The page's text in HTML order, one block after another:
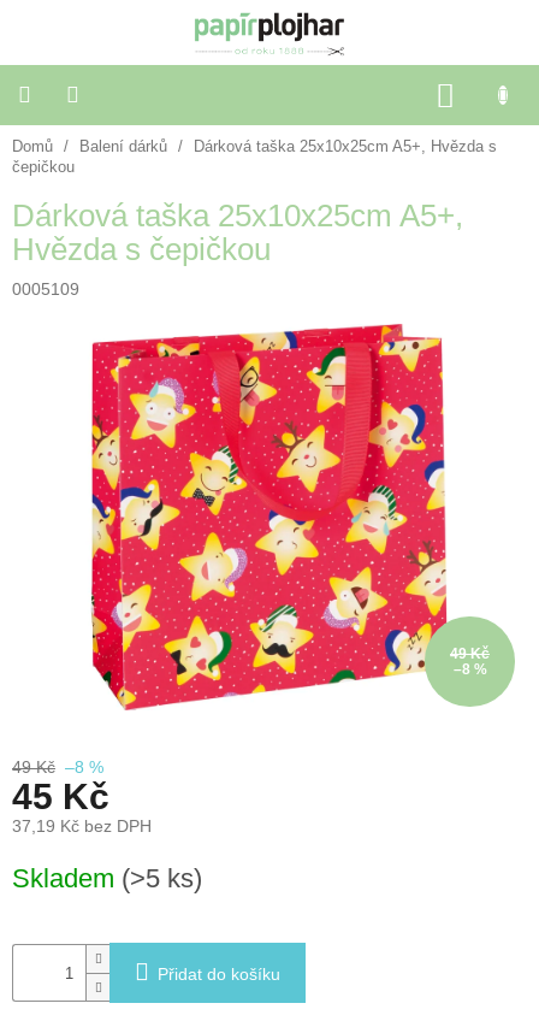
KOŠÍK
Balení
dárků
Dekorace
a
doplňky
Festivalové
Novinky
Domů / Balení dárků /
Dárková taška 25x10x25cm A5+, Hvězda s
čepičkou
Dárková taška 25x10x25cm A5+,
Hvězda s čepičkou
0005109
49 Kč
–8 %
49 Kč –8 %
45 Kč
37,19 Kč bez DPH
cena:
Skladem (>5 ks)
Přidat do košíku